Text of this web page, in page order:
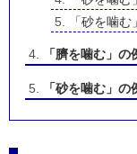
「砂を噛
「臍を噛む」の
「砂を噛む」の